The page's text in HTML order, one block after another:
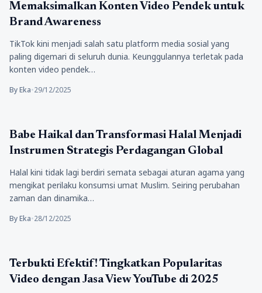
Memaksimalkan Konten Video Pendek untuk
Brand Awareness
TikTok kini menjadi salah satu platform media sosial yang
paling digemari di seluruh dunia. Keunggulannya terletak pada
konten video pendek…
By Eka•29/12/2025
Berita
Babe Haikal dan Transformasi Halal Menjadi
Instrumen Strategis Perdagangan Global
Halal kini tidak lagi berdiri semata sebagai aturan agama yang
mengikat perilaku konsumsi umat Muslim. Seiring perubahan
zaman dan dinamika…
By Eka•28/12/2025
Berita
Terbukti Efektif! Tingkatkan Popularitas
Video dengan Jasa View YouTube di 2025